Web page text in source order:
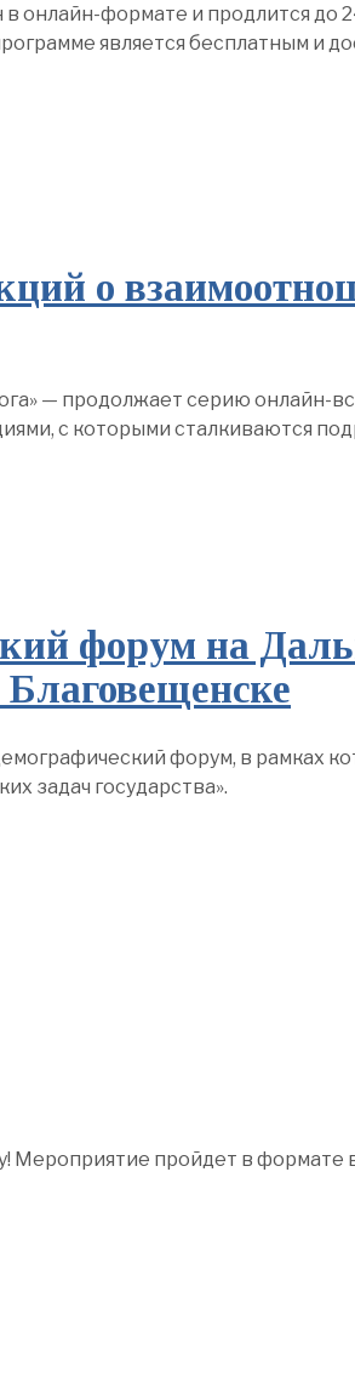
онлайн-формате и продлится до
является бесплатным и
о
— продолжает серию онлайн-
с которыми сталкиваются
форум на
форум, в рамках
задач государства».
Мероприятие пройдет в